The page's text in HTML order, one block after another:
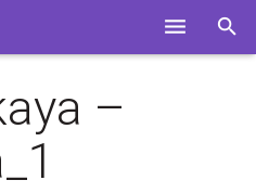
–